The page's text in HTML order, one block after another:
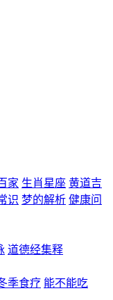
家 生肖星座 黄道吉
识 梦的解析 健康问
道德经集释
季食疗 能不能吃